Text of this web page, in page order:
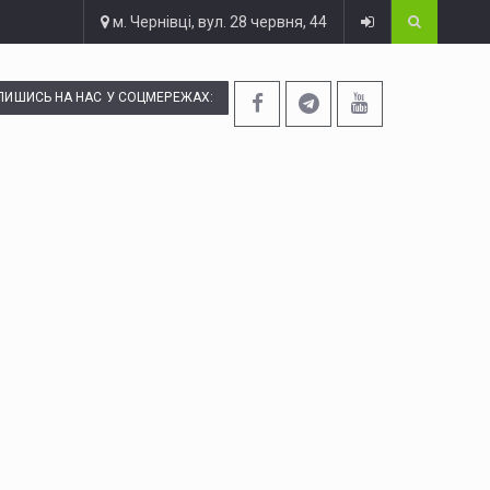
м. Чернівці, вул. 28 червня, 44
НА НАС У СОЦМЕРЕЖАХ: